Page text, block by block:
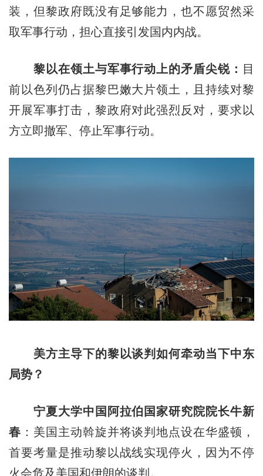
装，但黎政府既没有足够能力，也不愿贸然采
取军事行动，担心直接引发国内内战。
黎以在领土与军事行动上的矛盾尖锐： 目
前以色列仍占据黎巴嫩大片领土，且持续对黎
开展军事打击，黎政府对此强烈反对，要求以
方立即撤军、停止军事行动。
美方主导下的黎以谈判如何牵动当下中东
局势？
宁夏大学中国阿拉伯国家研究院院长牛新
春 ：美国主动斡旋并将谈判地点设在华盛顿，
首要考量是推动黎以战线实现停火，因为不停
火会危及美国和伊朗的谈判。